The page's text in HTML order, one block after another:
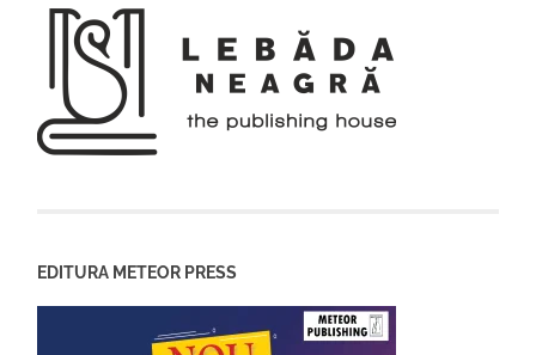
EDITURA METEOR PRESS